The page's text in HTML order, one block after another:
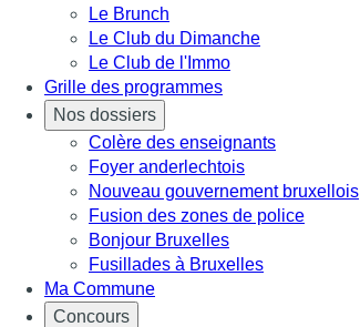
Le Brunch
Le Club du Dimanche
Le Club de l'Immo
Grille des programmes
Nos dossiers
Colère des enseignants
Foyer anderlechtois
Nouveau gouvernement bruxellois
Fusion des zones de police
Bonjour Bruxelles
Fusillades à Bruxelles
Ma Commune
Concours